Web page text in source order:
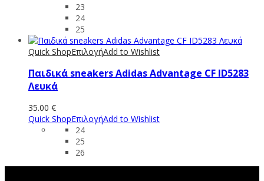
23
24
25
Quick ShopΕπιλογήAdd to Wishlist
Παιδικά sneakers Adidas Advantage CF ID5283
Λευκά
35.00 €
Quick ShopΕπιλογήAdd to Wishlist
24
25
26